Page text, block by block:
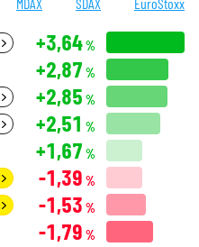
+3,64%
+2,87 %
+2,85 %
+2,51 %
+1,67 %
-1,39 %
-1,53 %
-1,79 %